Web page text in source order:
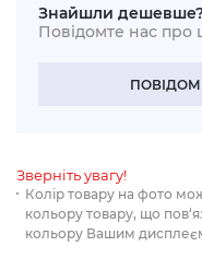
Знайшли
Повідомте нас про
Зверніть увагу!
Колір товару на фото
кольору товару, що
кольору Вашим